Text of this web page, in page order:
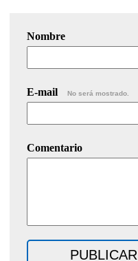
Nombre
E-mail No será mostrado.
Comentario